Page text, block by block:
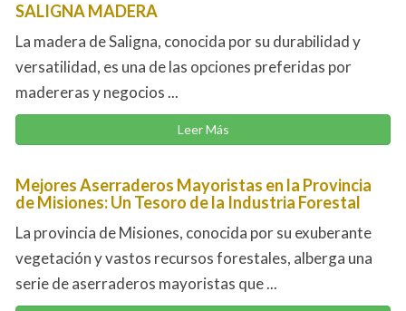
SALIGNA MADERA
La madera de Saligna, conocida por su durabilidad y
versatilidad, es una de las opciones preferidas por
madereras y negocios ...
Leer Más
Mejores Aserraderos Mayoristas en la Provincia
de Misiones: Un Tesoro de la Industria Forestal
La provincia de Misiones, conocida por su exuberante
vegetación y vastos recursos forestales, alberga una
serie de aserraderos mayoristas que ...